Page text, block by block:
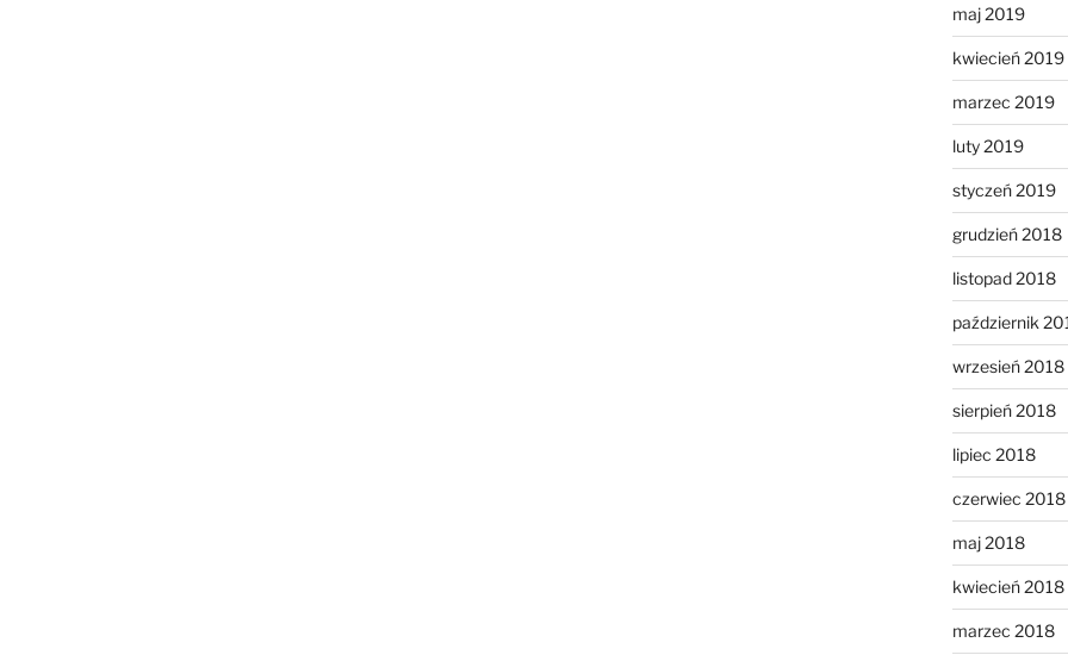
maj 2019
kwiecień 2019
marzec 2019
luty 2019
styczeń 2019
grudzień 2018
listopad 2018
październik
wrzesień 2018
sierpień 2018
lipiec 2018
czerwiec 2018
maj 2018
kwiecień 2018
marzec 2018